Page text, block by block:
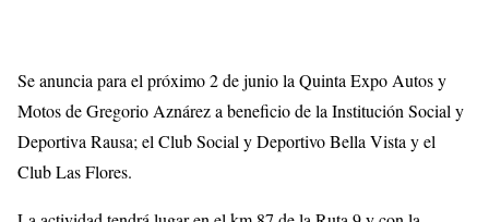
Se anuncia para el próximo 2 de junio la Quinta Expo Autos y
Motos de Gregorio Aznárez a beneficio de la Institución Social y
Deportiva Rausa; el Club Social y Deportivo Bella Vista y el
Club Las Flores.